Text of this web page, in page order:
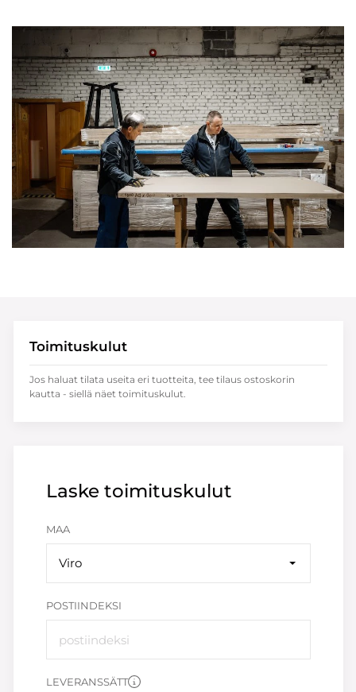
Laske toimituskulut
MAA
Viro
POSTIINDEKSI
LEVERANSSÄTT
Toimituskulut
Jos haluat tilata useita eri tuotteita, tee tilaus ostoskorin
kautta - siellä näet toimituskulut.